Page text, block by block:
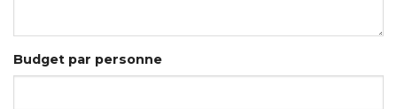
Budget par personne